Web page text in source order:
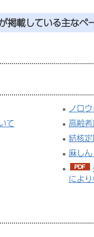
掲載している主なペ
て
ノロ
高齢
結核
麻し
によ